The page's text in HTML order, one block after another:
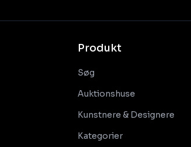
Produkt
Søg
Auktionshuse
Kunstnere & Designere
Kategorier